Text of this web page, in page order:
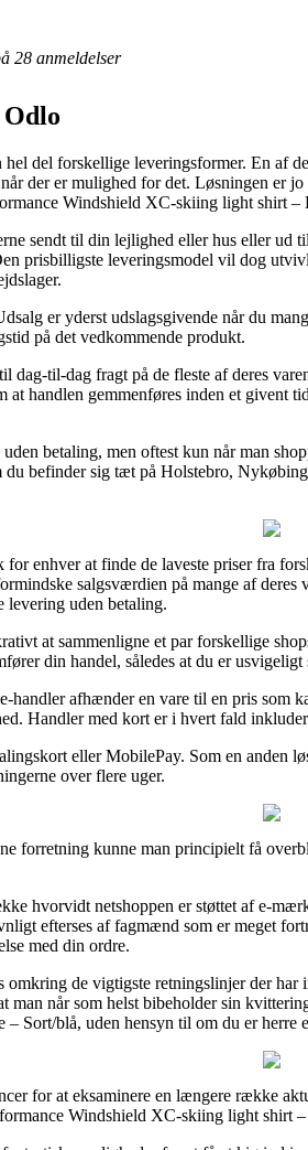
28 anmeldelser
Odlo
del forskellige leveringsformer. En af
der er mulighed for det. Løsningen er
Windshield XC-skiing light shirt –
sendt til din lejlighed eller hus eller ud
prisbilligste leveringsmodel vil dog
er yderst udslagsgivende når du
på det vedkommende produkt.
dag-til-dag fragt på de fleste af deres
handlen gemmenføres inden et givent
betaling, men oftest kun når man
befinder sig tæt på Holstebro,
enhver at finde de laveste priser fra
salgsværdien på mange af
levering uden betaling.
at sammenligne et par forskellige
din handel, således at du er
handler afhænder en vare til en pris som
Handler med kort er i hvert fald
eller MobilePay. Som en
over flere uger.
forretning kunne man principielt få
hvorvidt netshoppen er støttet af e-
efterses af fagmænd som er meget
med din ordre.
de vigtigste retningslinjer der
man når som helst bibeholder sin
Sort/blå, uden hensyn til om du er herre
for at eksaminere en længere række
Windshield XC-skiing light shirt